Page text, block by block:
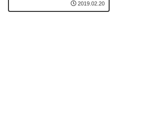
ーズが国内で運営する「松
屋」、「松のや・松乃家・チキ
2019.02.20